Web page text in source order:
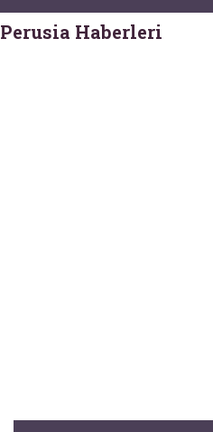
Perusia Haberleri